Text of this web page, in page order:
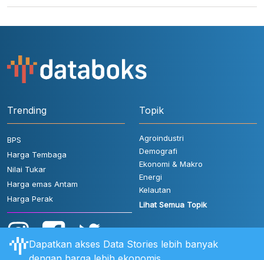
Trending
BPS
Harga Tembaga
Nilai Tukar
Harga emas Antam
Harga Perak
Topik
Agroindustri
Demografi
Ekonomi & Makro
Energi
Kelautan
Lihat Semua Topik
Dapatkan akses Data Stories lebih banyak